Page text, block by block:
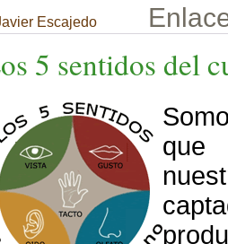
Escajedo
5 sentidos del